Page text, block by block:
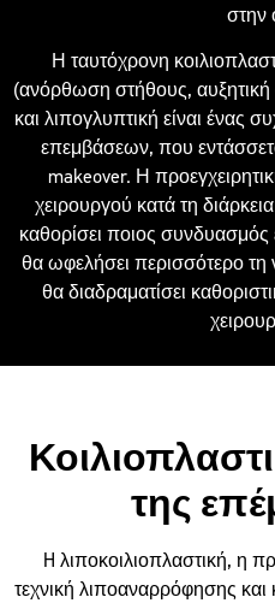
στην
Η ταυτόχρονη
(ανόρθωση στήθους,
και λιπογλυπτική είναι ένας
επεμβάσεων, που
makeover. Η
χειρουργού κατά τη
καθορίσει ποιος
θα ωφελήσει περισσότερο τη
θα διαδραματίσει
της
H λιποκοιλιοπλαστική, η
τεχνική λιποαναρρόφησης